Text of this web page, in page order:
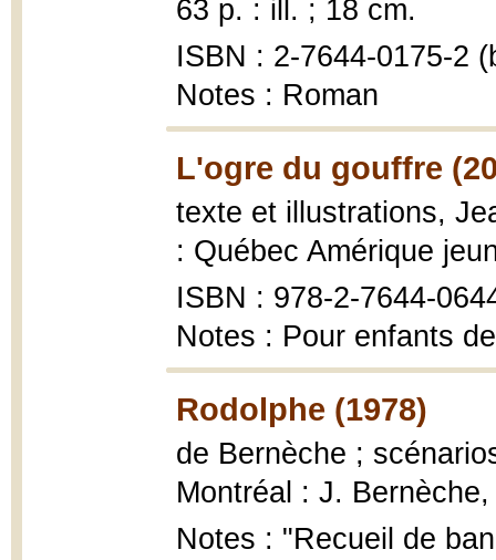
63 p. : ill. ; 18 cm.
ISBN : 2-7644-0175-2
Notes : Roman
L'ogre du gouffre
texte et illustrations,
: Québec Amérique
ISBN : 978-2-7644-
Notes : Pour enfants
Rodolphe (1978)
de Bernèche ;
Montréal : J.
Notes : "Recueil de